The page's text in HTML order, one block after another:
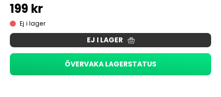
199 kr
Ej i lager
EJ I LAGER
ÖVERVAKA LAGERSTATUS